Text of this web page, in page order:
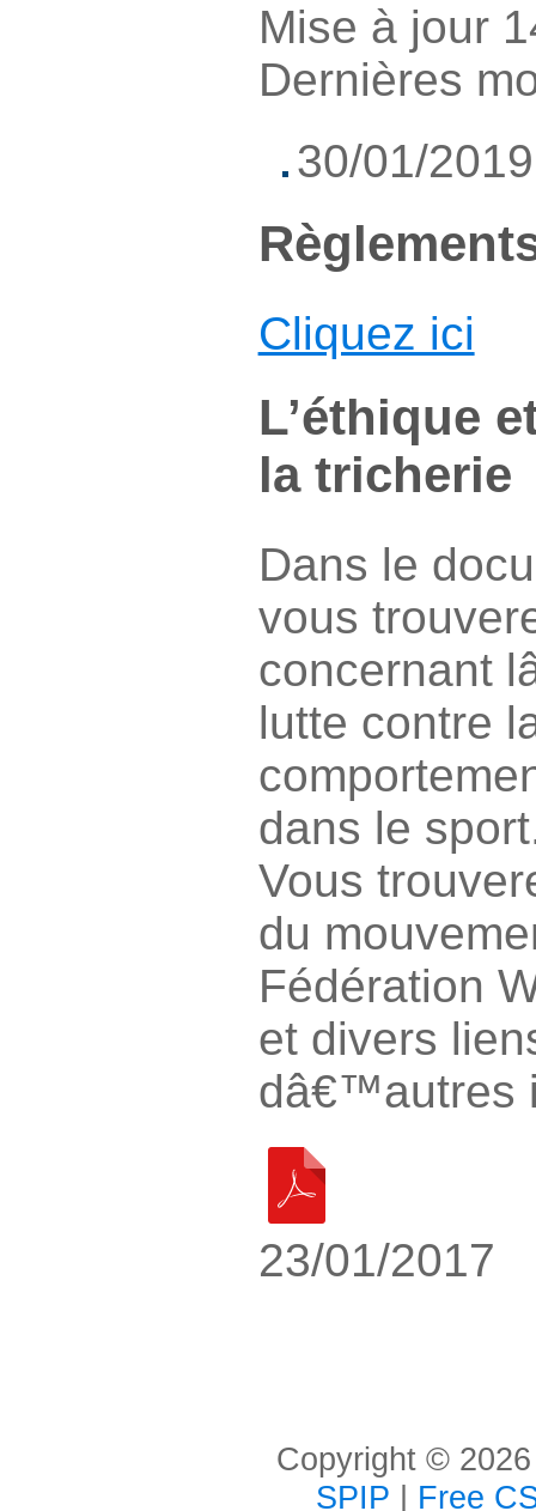
Mise à jour
Dernières
30/01/2019
Cliquez ici
L’éthique
la tricherie
Dans le
vous
concernant
lutte contre
dans le
Vous
du
Fédération
et divers
dâ€™autres
23/01/2017
Copyright ©
SPIP | Free